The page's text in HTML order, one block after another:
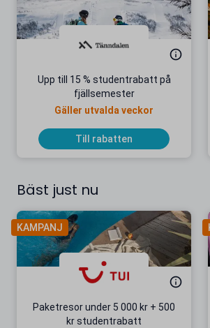
Upp till 15 % studentrabatt på
fjällsemester
Gäller utvalda veckor
Till rabatten
Bäst just nu
KAMPANJ
Paketresor under 5 000 kr + 500
kr studentrabatt